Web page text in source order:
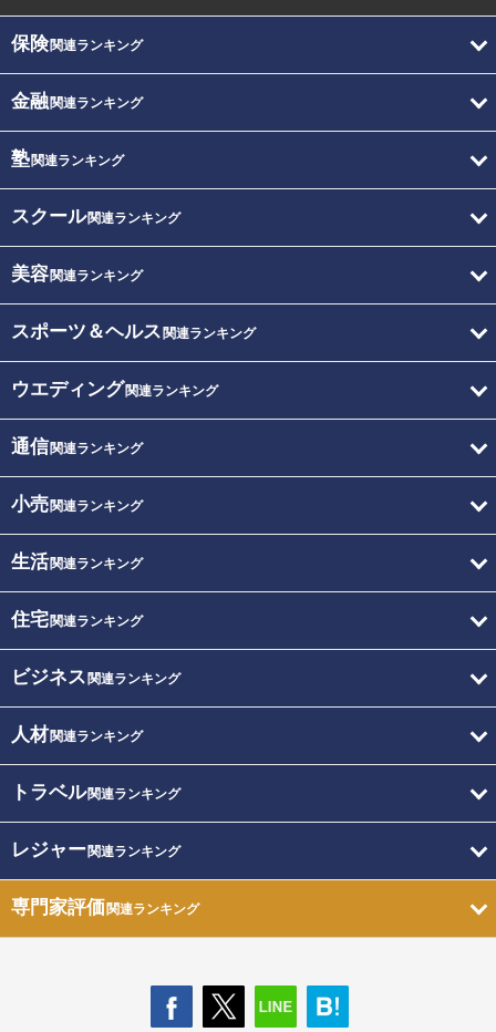
保険関連ランキング
金融関連ランキング
塾関連ランキング
スクール関連ランキング
美容関連ランキング
スポーツ＆ヘルス 関連ランキング
ウエディング関連ランキング
通信関連ランキング
小売関連ランキング
生活関連ランキング
住宅関連ランキング
ビジネス 関連ランキング
人材関連ランキング
トラベル関連ランキング
レジャー関連ランキング
専門家評価関連ランキング